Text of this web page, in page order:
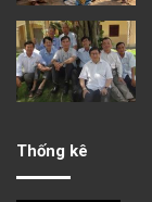
Thống kê